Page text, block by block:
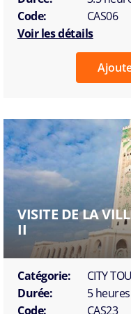
Code:
CAS06
Voir les détails
VISITE DE LA
II
Catégorie:
CITY
Durée:
5 heures
Code:
CAS23